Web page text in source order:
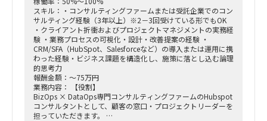
スキル：・コンサルティングファームまたは受託企業でのコン
サルティング経験（3年以上）※2－3回受けている形でもOK
・クライアント折衝およびプロジェクトマネジメントの実務経
験 ・業務プロセスの可視化・設計・改善提案の経験 ・
CRM/SFA（HubSpot、Salesforceなど）の導入または運用に携
わった経験・ビジネス課題を構造化し、施策に落とし込む論理
的思考力
報酬金額：～75万円
業務内容： 【役割】
BizOps × DataOps専門コンサルティングファームのHubspot
コンサルタントとして、顧客の窓口・プロジェクトリーダーを
担っていただきます。